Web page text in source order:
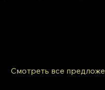
Смотреть все